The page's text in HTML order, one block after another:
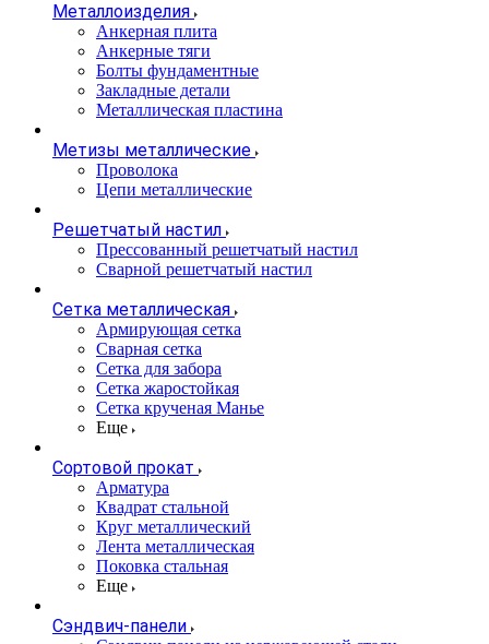
Металлоизделия
Анкерная плита
Анкерные тяги
Болты фундаментные
Закладные детали
Металлическая пластина
Метизы металлические
Проволока
Цепи металлические
Решетчатый настил
Прессованный решетчатый настил
Сварной решетчатый настил
Сетка металлическая
Армирующая сетка
Сварная сетка
Сетка для забора
Сетка жаростойкая
Сетка крученая Манье
Еще
Сортовой прокат
Арматура
Квадрат стальной
Круг металлический
Лента металлическая
Поковка стальная
Еще
Сэндвич-панели